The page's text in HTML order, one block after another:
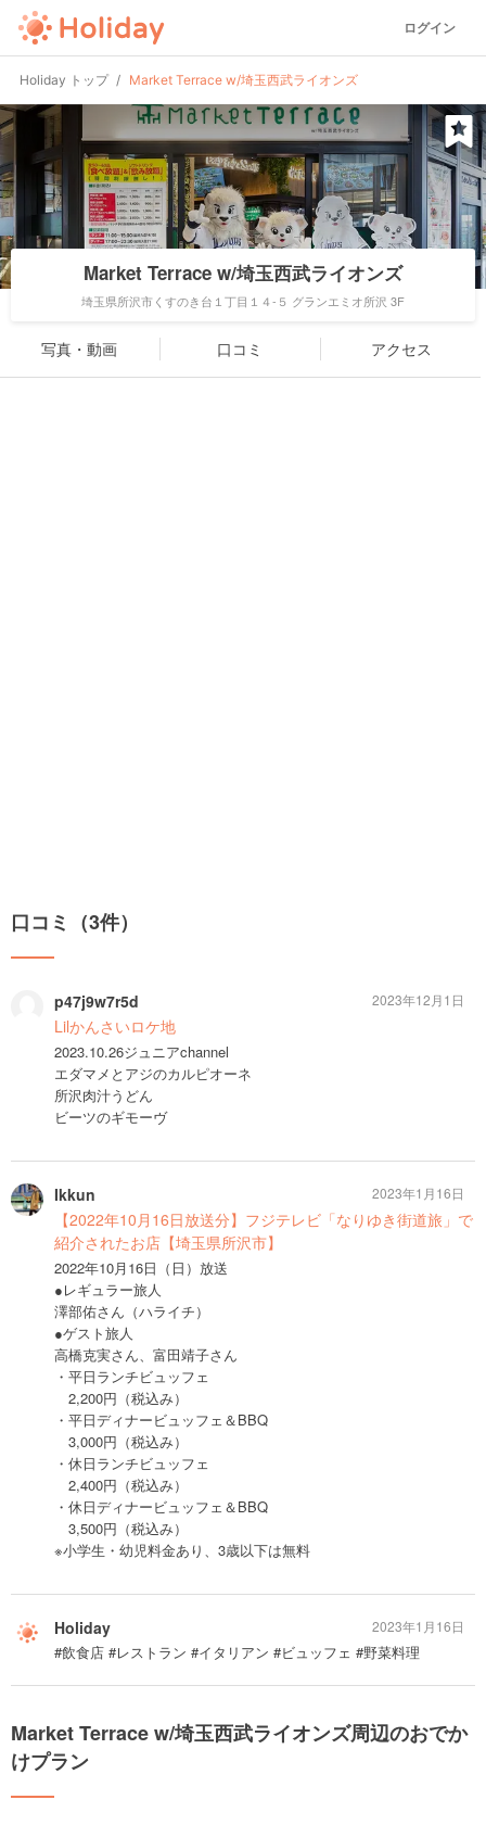
ログイン
Holiday トップ Market Terrace w/埼玉西武ライオンズ
Market Terrace w/埼玉西武ライオンズ
埼玉県所沢市くすのき台１丁目１４-５ グランエミオ所沢 3F
写真・動画 口コミ アクセス
口コミ（3件）
p47j9w7r5d
Lilかんさいロケ地
2023.10.26ジュニアchannel
エダマメとアジのカルピオーネ
所沢肉汁うどん
ビーツのギモーヴ
2023年12月1日
Ikkun
【2022年10月16日放送分】フジテレビ「なりゆき街道旅」で
紹介されたお店【埼玉県所沢市】
2022年10月16日（日）放送
●レギュラー旅人
澤部佑さん（ハライチ）
●ゲスト旅人
高橋克実さん、富田靖子さん
・平日ランチビュッフェ
2,200円（税込み）
・平日ディナービュッフェ＆BBQ
3,000円（税込み）
・休日ランチビュッフェ
2,400円（税込み）
・休日ディナービュッフェ＆BBQ
3,500円（税込み）
※小学生・幼児料金あり、3歳以下は無料
2023年1月16日
Holiday
#飲食店 #レストラン #イタリアン #ビュッフェ #野菜料理
2023年1月16日
Market Terrace w/埼玉西武ライオンズ周辺のおでか
けプラン